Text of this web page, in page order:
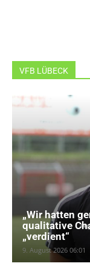
VFB LÜBECK
„Wir hatten
qualitative
„verdient“
9. August 2026 06:01